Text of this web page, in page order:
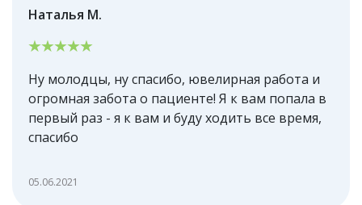
Наталья М.
Ну молодцы, ну спасибо, ювелирная работа и
огромная забота о пациенте! Я к вам попала в
первый раз - я к вам и буду ходить все время,
спасибо
05.06.2021